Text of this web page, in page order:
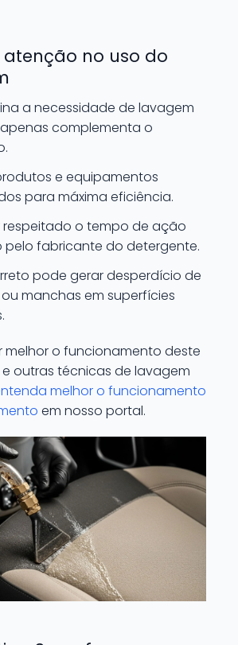
atenção no uso do
a necessidade de lavagem
complementa o
e equipamentos
para máxima eficiência.
respeitado o tempo de ação
pelo fabricante do detergente.
pode gerar desperdício de
manchas em superfícies
melhor o funcionamento deste
outras técnicas de lavagem
melhor o funcionamento
em nosso portal.